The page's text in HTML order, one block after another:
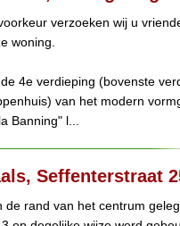
verzoeken wij u
woning.
4e verdieping (bovenste
van het modern
Banning" l...
Seffenterstraat
de rand van het centrum